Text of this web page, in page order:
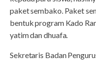
paket sembako. Paket
bentuk program Kado
yatim dan dhuafa.
Sekretaris Badan